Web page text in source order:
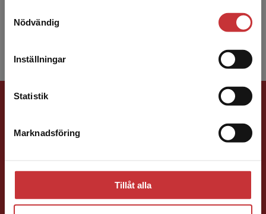
Nödvändig
Inställningar
Statistik
Marknadsföring
Tillåt alla
Vi erbjuder inte leveranser utanför Sverige. För
att kunna slutföra ett köp måste
juridisk inri...
Mareike Persson